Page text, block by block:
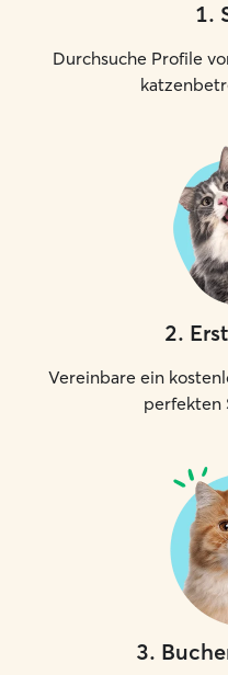
1.
Durchsuche Profile
2.
Vereinbare ein
perfekten
3.